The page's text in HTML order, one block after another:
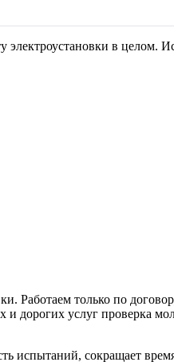
в целом.
Работаем только по
и дорогих услуг проверка
испытаний, сокращает